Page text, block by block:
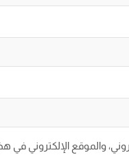
والموقع الإلكتروني في